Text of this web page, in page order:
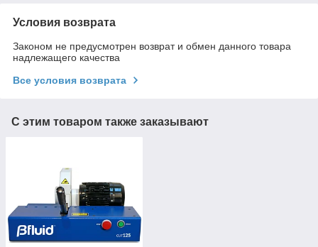
Условия возврата
Законом не предусмотрен возврат и обмен данного товара
надлежащего качества
Все условия возврата
С этим товаром также заказывают